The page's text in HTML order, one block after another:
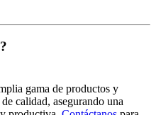
gama de productos y
calidad, asegurando una